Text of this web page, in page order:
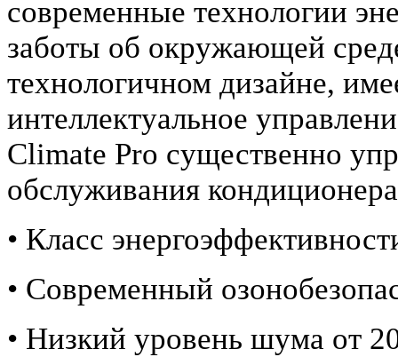
современные технологии
заботы об окружающей
технологичном дизайне,
интеллектуальное
Climate Pro существенно
обслуживания
• Класс
• Современный
• Низкий уровень шума от